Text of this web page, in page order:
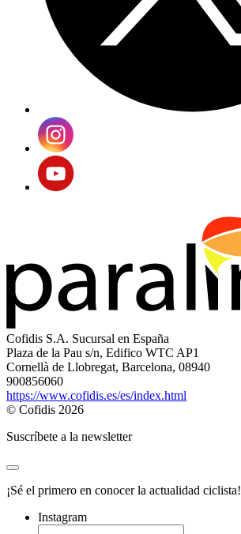
Cofidis S.A. Sucursal en España
Plaza de la Pau s/n, Edifico WTC AP1
Cornellà de Llobregat, Barcelona, 08940
900856060
https://www.cofidis.es/es/index.html
© Cofidis 2026
Suscríbete a la newsletter
¡Sé el primero en conocer la actualidad ciclista!
Instagram